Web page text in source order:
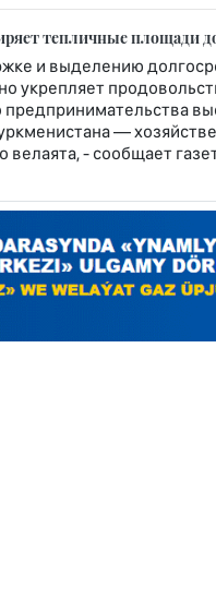
тепличные площади
и выделению
укрепляет
—
велаята, - сообщает